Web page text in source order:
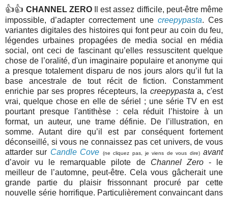
👍👍 CHANNEL ZEROIl est assez difficile, peut-être même
impossible, d’adapter correctement une creepypasta. Ces
variantes digitales des histoires qui font peur au coin du feu,
légendes urbaines propagées de media social en média
social, ont ceci de fascinant qu’elles ressuscitent quelque
chose de l’oralité, d'un imaginaire populaire et anonyme qui
a presque totalement disparu de nos jours alors qu’il fut la
base ancestrale de tout récit de fiction. Constamment
enrichie par ses propres récepteurs, la creepypastaa, c'est
vrai, quelque chose en elle de sériel ; une série TV en est
pourtant presque l'antithèse : cela réduit l’histoire à un
format, un auteur, une trame définie. De l’illustration, en
somme. Autant dire qu’il est par conséquent fortement
déconseillé, si vous ne connaissez pas cet univers, de vous
attarder sur Candle Cove (ne cliquez pas, je viens de vous dire) avant
d’avoir vu le remarquable pilote de Channel Zero- le
meilleur de l’automne, peut-être. Cela vous gâcherait une
grande partie du plaisir frissonnant procuré par cette
nouvelle série horrifique. Particulièrement convaincant dans